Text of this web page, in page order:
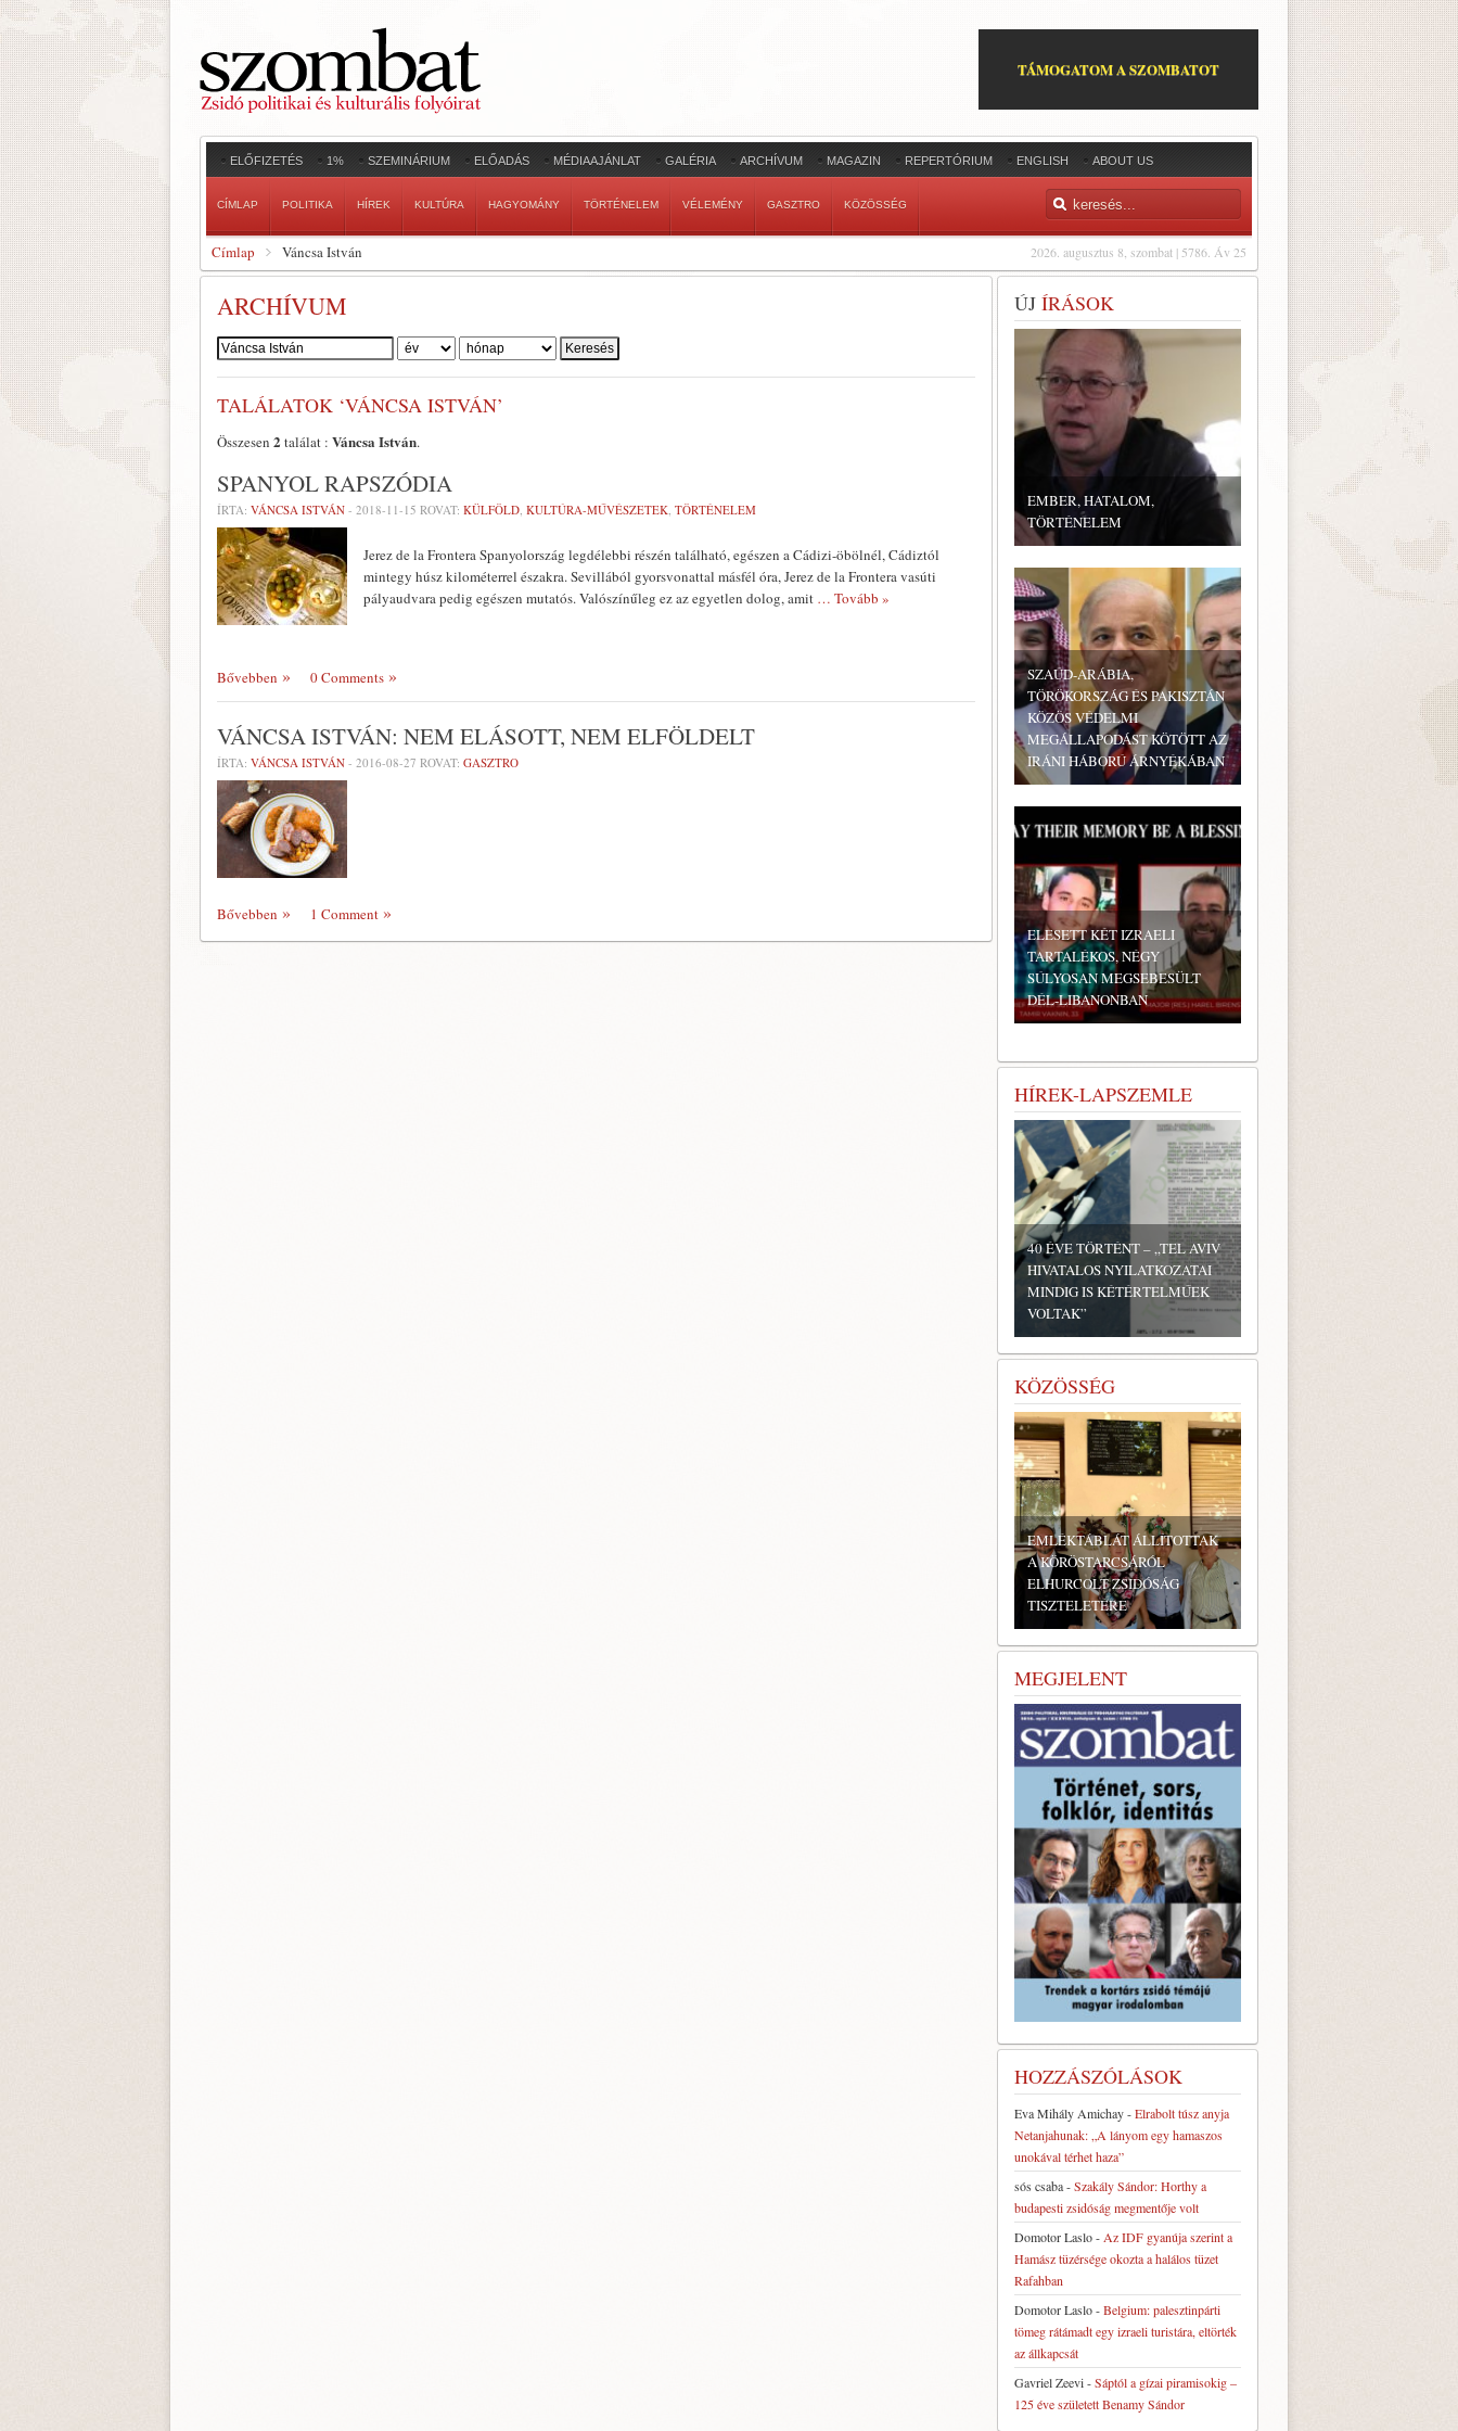
TÁMOGATOM A SZOMBATOT
ELŐFIZETÉS 1% SZEMINÁRIUM ELŐADÁS MÉDIAAJÁNLAT GALÉRIA ARCHÍVUM MAGAZIN REPERTÓRIUM ENGLISH ABOUT US
CÍMLAP POLITIKA HÍREK KULTÚRA HAGYOMÁNY TÖRTÉNELEM VÉLEMÉNY GASZTRO KÖZÖSSÉG
2026. augusztus 8, szombat | 5786. Áv 25
Címlap Váncsa István
ARCHÍVUM
Szerző:
TALÁLATOK ‘VÁNCSA ISTVÁN’
Összesen 2 találat : Váncsa István.
SPANYOL RAPSZÓDIA
ÍRTA: VÁNCSA ISTVÁN - 2018-11-15 ROVAT: KÜLFÖLD, KULTÚRA-MŰVÉSZETEK, TÖRTÉNELEM
Jerez de la Frontera Spanyolország legdélebbi részén található, egészen a Cádizi-öbölnél, Cádiztól
mintegy húsz kilométerrel északra. Sevillából gyorsvonattal másfél óra, Jerez de la Frontera vasúti
pályaudvara pedig egészen mutatós. Valószínűleg ez az egyetlen dolog, amit … Tovább »
Bővebben 0 Comments
VÁNCSA ISTVÁN: NEM ELÁSOTT, NEM ELFÖLDELT
ÍRTA: VÁNCSA ISTVÁN - 2016-08-27 ROVAT: GASZTRO
Bővebben 1 Comment
ÚJ ÍRÁSOK
EMBER, HATALOM,
TÖRTÉNELEM
SZAÚD-ARÁBIA,
TÖRÖKORSZÁG ÉS PAKISZTÁN
KÖZÖS VÉDELMI
MEGÁLLAPODÁST KÖTÖTT AZ
IRÁNI HÁBORÚ ÁRNYÉKÁBAN
ELESETT KÉT IZRAELI
TARTALÉKOS, NÉGY
SÚLYOSAN MEGSEBESÜLT
DÉL-LIBANONBAN
HÍREK-LAPSZEMLE
40 ÉVE TÖRTÉNT – „TEL AVIV
HIVATALOS NYILATKOZATAI
MINDIG IS KÉTÉRTELMŰEK
VOLTAK”
KÖZÖSSÉG
EMLÉKTÁBLÁT ÁLLÍTOTTAK
A KÖRÖSTARCSÁRÓL
ELHURCOLT ZSIDÓSÁG
TISZTELETÉRE
MEGJELENT
HOZZÁSZÓLÁSOK
Eva Mihály Amichay-Elrabolt túsz anyja
Netanjahunak: „A lányom egy hamaszos
unokával térhet haza”
sós csaba-Szakály Sándor: Horthy a
budapesti zsidóság megmentője volt
Domotor Laslo- Az IDF gyanúja szerint a
Hamász tüzérsége okozta a halálos tüzet
Rafahban
Domotor Laslo-Belgium: palesztinpárti
tömeg rátámadt egy izraeli turistára, eltörték
az állkapcsát
Gavriel Zeevi-Sáptól a gízai piramisokig –
125 éve született Benamy Sándor